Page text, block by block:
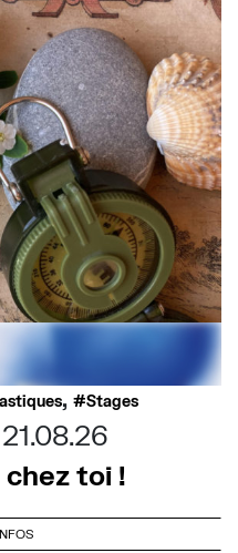
, Stages
21.08.26
toi !